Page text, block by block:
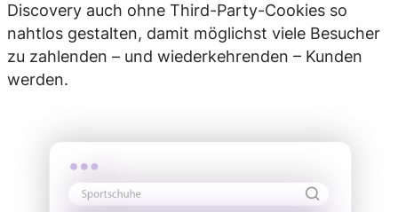
Discovery auch ohne Third-Party-Cookies so
nahtlos gestalten, damit möglichst viele Besucher
zu zahlenden – und wiederkehrenden – Kunden
werden.